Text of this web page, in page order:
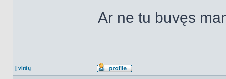
Ar ne tu buvęs
Į viršų
Aprašymas